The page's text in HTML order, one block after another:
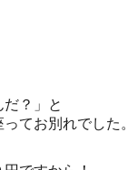
？」と
てお別れでした。